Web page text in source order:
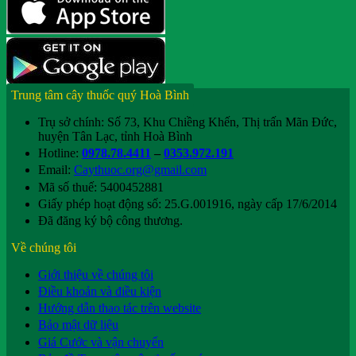
Trung tâm cây thuốc quý Hoà Bình
Trụ sở chính: Số 73, Khu Chiềng Khến, Thị trấn Mãn Đức,
huyện Tân Lạc, tỉnh Hoà Bình
Hotline: 0978.78.4411 – 0353.972.191
Email: Caythuoc.org@gmail.com
Mã số thuế: 5400452881
Giấy phép hoạt động số: 25.G.001916, ngày cấp 17/6/2014
Đã đăng ký bộ công thương.
Về chúng tôi
Giới thiệu về chúng tôi
Điều khoản và điều kiện
Hướng dẫn thao tác trên website
Bảo mật dữ liệu
Giá Cước và vận chuyển